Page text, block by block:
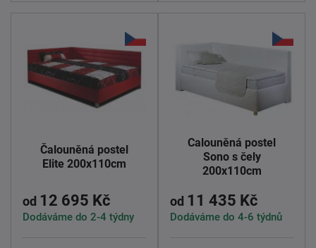
Čalouněná postel
Elite 200x110cm
od 12 695 Kč
Dodáváme do 2-4 týdny
Čalouněná postel
Sono s čely
200x110cm
od 11 435 Kč
Dodáváme do 4-6 týdnů